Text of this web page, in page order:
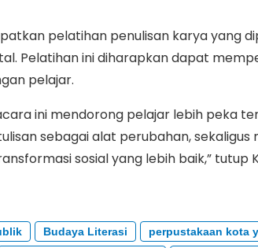
pelatihan penulisan karya yang
Pelatihan ini diharapkan dapat
pelajar.
ini mendorong pelajar lebih peka
sebagai alat perubahan,
sosial yang lebih baik,” tutup
Budaya Literasi perpustakaan kota